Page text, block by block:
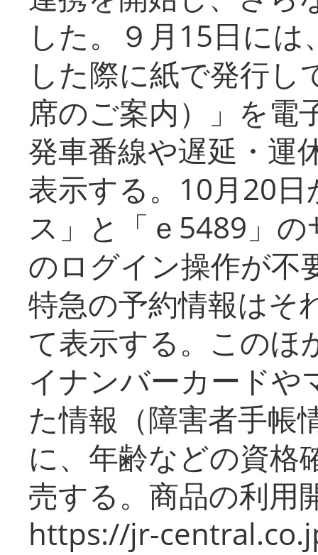
した。９月15日に
した際に紙で発行し
席のご案内）」を電
発車番線や遅延・運
表示する。10月20
ス」と「ｅ5489」
のログイン操作が不
特急の予約情報はそ
て表示する。このほ
イナンバーカードや
た情報（障害者手帳
に、年齢などの資格
売する。商品の利用
https://jr-